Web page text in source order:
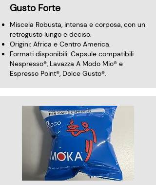
Gusto Forte
Miscela Robusta, intensa e corposa, con un
retrogusto lungo e deciso.
Origini: Africa e Centro America.
Formati disponibili: Capsule compatibili
Nespresso®, Lavazza A Modo Mio® e
Espresso Point®, Dolce Gusto®.